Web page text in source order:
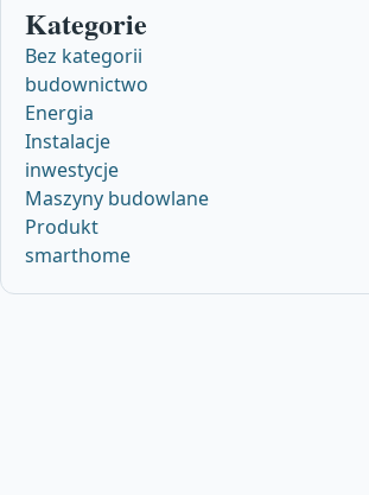
Kategorie
Bez kategorii
budownictwo
Energia
Instalacje
inwestycje
Maszyny budowlane
Produkt
smarthome